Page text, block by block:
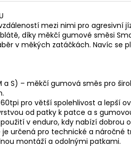
mezi nimi pro agresivní
díky měkčí gumové směsi
v měkých zatáčkách. Navíc se
S) – měkčí gumová směs pro
pro větší spolehlivost a lepší
od patky k patce a s
v enduro, kdy nabízí dobrou
určená pro technické a náročné
montáží a odolnými patkami.